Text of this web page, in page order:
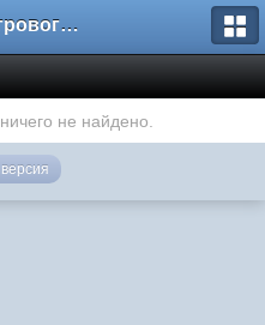
Форум игрового проекта Riverrise
не найдено.